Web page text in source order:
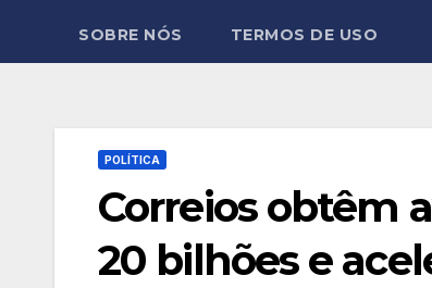
SOBRE NÓS TERMOS DE USO
POLÍTICA
Correios obtêm
20 bilhões e